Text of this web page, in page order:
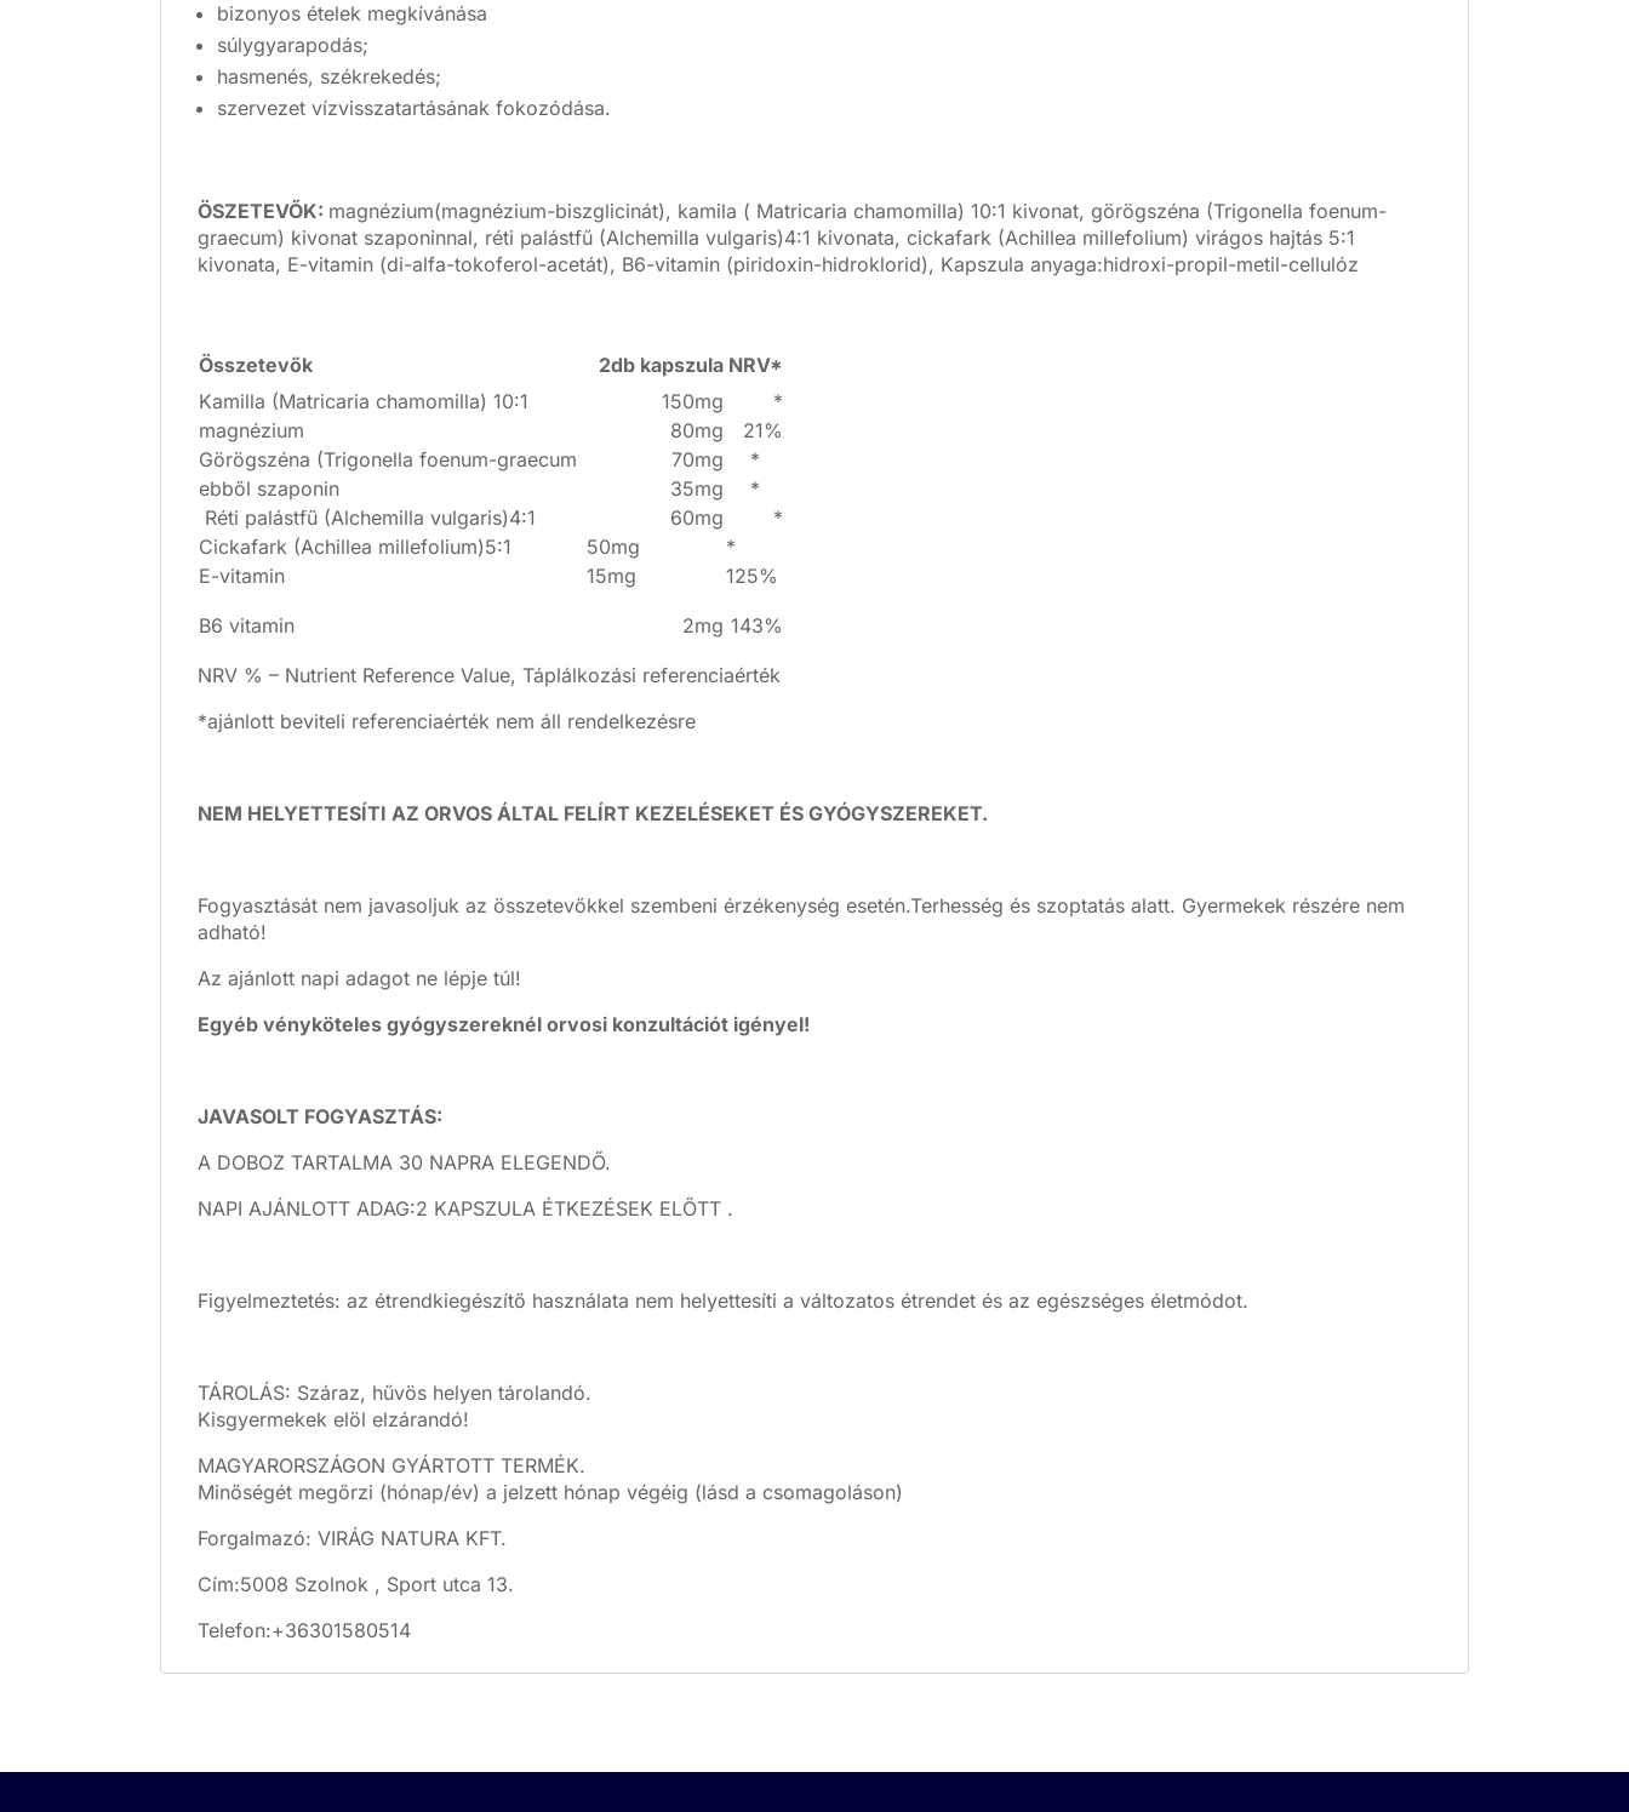
bizonyos ételek megkívánása
súlygyarapodás;
hasmenés, székrekedés;
szervezet vízvisszatartásának fokozódása.
ÖSZETEVŐK: magnézium(magnézium-biszglicinát), kamila ( Matricaria chamomilla) 10:1 kivonat, görögszéna (Trigonella foenum-
graecum) kivonat szaponinnal, réti palástfű (Alchemilla vulgaris)4:1 kivonata, cickafark (Achillea millefolium) virágos hajtás 5:1
kivonata, E-vitamin (di-alfa-tokoferol-acetát), B6-vitamin (piridoxin-hidroklorid), Kapszula anyaga:hidroxi-propil-metil-cellulóz
Összetevők 2db kapszula NRV*
Kamilla (Matricaria chamomilla) 10:1
150mg
*
magnézium
80mg
21%
Görögszéna (Trigonella foenum-graecum
70mg
*
ebből szaponin
35mg
*
Réti palástfű (Alchemilla vulgaris)4:1
60mg
*
Cickafark (Achillea millefolium)5:1
50mg
*
E-vitamin
15mg 125%
B6 vitamin 2mg 143%
NRV % – Nutrient Reference Value, Táplálkozási referenciaérték
*ajánlott beviteli referenciaérték nem áll rendelkezésre
NEM HELYETTESÍTI AZ ORVOS ÁLTAL FELÍRT KEZELÉSEKET ÉS GYÓGYSZEREKET.
Fogyasztását nem javasoljuk az összetevőkkel szembeni érzékenység esetén.Terhesség és szoptatás alatt. Gyermekek részére nem
adható!
Az ajánlott napi adagot ne lépje túl!
Egyéb vényköteles gyógyszereknél orvosi konzultációt igényel!
JAVASOLT FOGYASZTÁS:
A DOBOZ TARTALMA 30 NAPRA ELEGENDŐ.
NAPI AJÁNLOTT ADAG:2 KAPSZULA ÉTKEZÉSEK ELŐTT .
Figyelmeztetés: az étrendkiegészítő használata nem helyettesíti a változatos étrendet és az egészséges életmódot.
TÁROLÁS: Száraz, hűvös helyen tárolandó.
Kisgyermekek elöl elzárandó!
MAGYARORSZÁGON GYÁRTOTT TERMÉK.
Minőségét megőrzi (hónap/év) a jelzett hónap végéig (lásd a csomagoláson)
Forgalmazó: VIRÁG NATURA KFT.
Cím:5008 Szolnok , Sport utca 13.
Telefon:+36301580514